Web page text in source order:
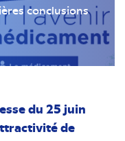
conclusions
du 25 juin
de